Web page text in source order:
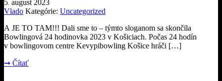
5 august 2023
Vlado Kategórie: Uncategorized
A JE TO TAM!!! Dali sme to – týmto sloganom sa skončila
Bowlingová 24 hodinovka 2023 v Košiciach. Počas 24 hodín
v bowlingovom centre Kevypibowling Košice hráči […]
➞ Čítať